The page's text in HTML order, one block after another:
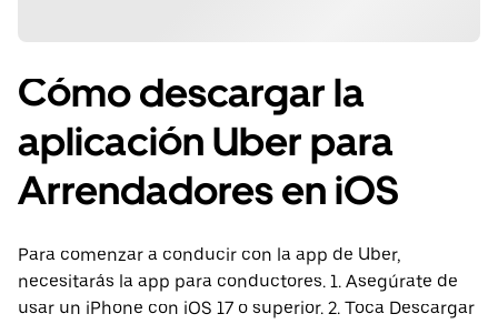
Cómo descargar la
aplicación Uber para
Arrendadores en iOS
Para comenzar a conducir con la app de Uber,
necesitarás la app para conductores. 1. Asegúrate de
usar un iPhone con iOS 17 o superior. 2. Toca Descargar